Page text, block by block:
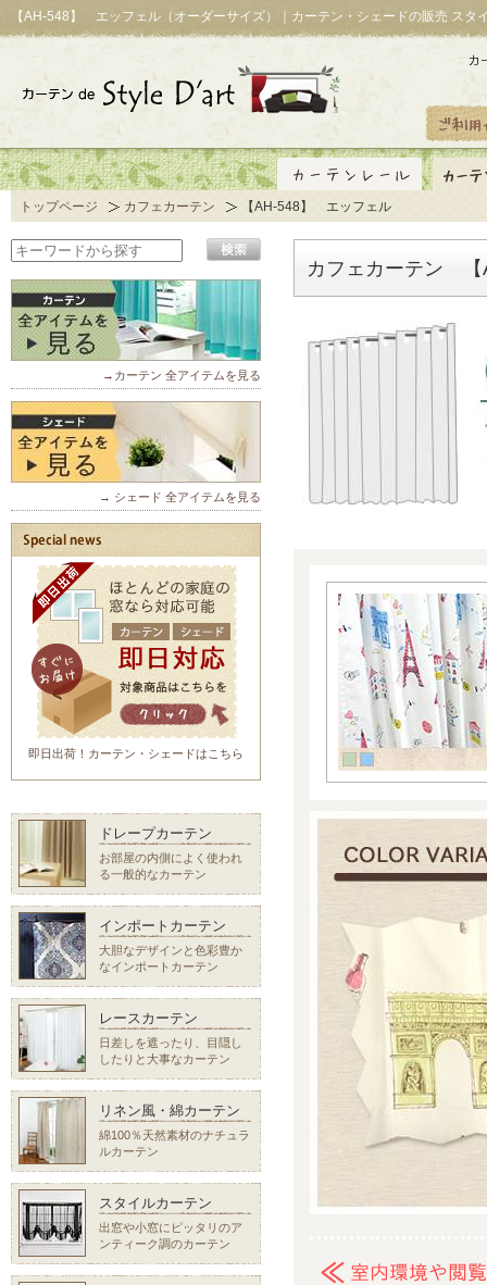
【AH-548】 エッフェル（オーダーサイズ）｜カーテン・シェードの販売 スタ
トップページ カフェカーテン 【AH-548】 エッフェル
カフェカーテン
→カーテン 全アイテムを見る
→ シェード 全アイテムを見る
即日出荷！カーテン・シェードはこちら
ドレープカーテン
お部屋の内側によく使われ
る一般的なカーテン
インポートカーテン
大胆なデザインと色彩豊か
なインポートカーテン
レースカーテン
日差しを遮ったり、目隠し
したりと大事なカーテン
リネン風・綿カーテン
綿100％天然素材のナチュラ
ルカーテン
スタイルカーテン
出窓や小窓にピッタリのア
ンティーク調のカーテン